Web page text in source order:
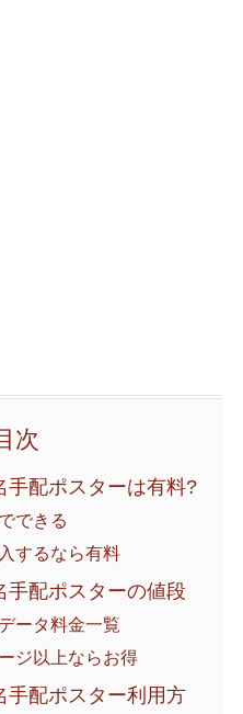
次
手配ポスターは有料?
できる
するなら有料
手配ポスターの値段
ータ料金一覧
ジ以上ならお得
手配ポスター利用方